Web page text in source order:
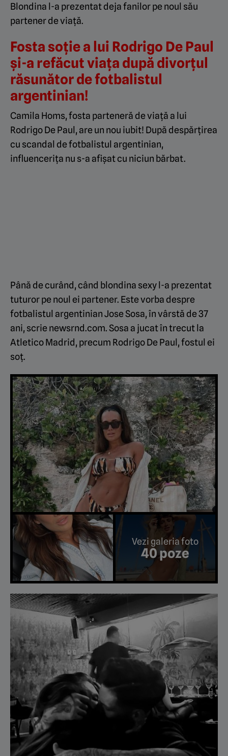
Blondina l-a prezentat deja fanilor pe noul său
partener de viață.
Fosta soție a lui Rodrigo De Paul
și-a refăcut viața după divorțul
răsunător de fotbalistul
argentinian!
Camila Homs, fosta parteneră de viață a lui
Rodrigo De Paul, are un nou iubit! După despărțirea
cu scandal de fotbalistul argentinian,
influencerița nu s-a afișat cu niciun bărbat.
Până de curând, când blondina sexy l-a prezentat
tuturor pe noul ei partener. Este vorba despre
fotbalistul argentinian Jose Sosa, în vârstă de 37
ani, scrienewsrnd.com.Sosa a jucat în trecut la
Atletico Madrid, precum Rodrigo De Paul, fostul ei
soț.
Vezi galeria foto
40 poze